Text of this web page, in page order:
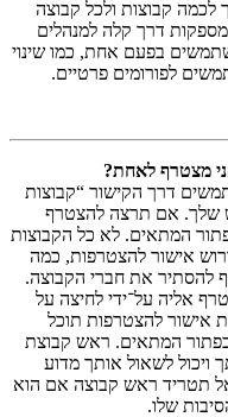
קבוצות ולכל קבוצה
דרך קלה למנהלים
בפעם אחת, כמו שינוי
לפורומים פרטיים.
מצטרף לאחת?
דרך הקישור “קבוצות
שלך. אם תרצה להצטרף
המתאים. לא כל הקבוצות
אישור להצטרפות, כמה
להסתיר את חברי הקבוצה.
אליה על־ידי לחיצה על
אישור להצטרפות תוכל
המתאים. ראש קבוצת
לשאול אותך מדוע
תטריד ראש קבוצה אם הוא
שלו.